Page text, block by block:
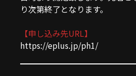
り次第終了となります。
【申し込み先URL】
https://eplus.jp/ph1/